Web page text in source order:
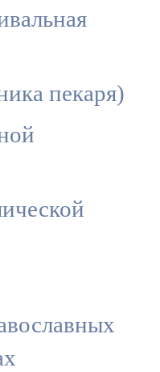
пекаря)